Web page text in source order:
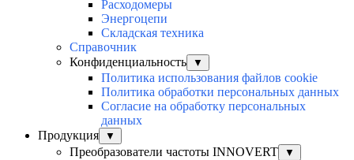
Расходомеры
Энергоцепи
Складская техника
Справочник
Конфиденциальность
▼
Политика использования файлов cookie
Политика обработки персональных данных
Согласие на обработку персональных
данных
Продукция
▼
Преобразователи частоты INNOVERT ▼